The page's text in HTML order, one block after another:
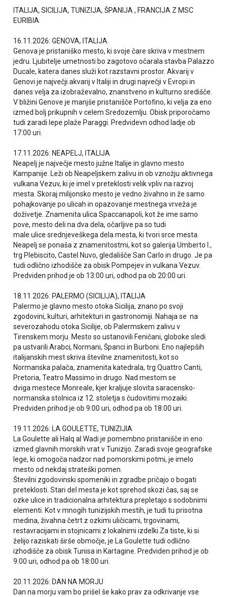
ITALIJA, SICILIJA, TUNIZIJA, ŠPANIJA , FRANCIJA Z MSC
EURIBIA
16.11.2026: GENOVA, ITALIJA
Genova je pristaniško mesto, ki svoje čare skriva v mestnem
jedru. Ljubitelje umetnosti bo zagotovo očarala stavba Palazzo
Ducale, katera danes služi kot razstavni prostor. Akvarij v
Genovi je največji akvarij v Italiji in drugi največji v Evropi in
danes velja za izobraževalno, znanstveno in kulturno središče.
V bližini Genove je manjše pristanišče Portofino, ki velja za eno
izmed bolj prikupnih v celem Sredozemlju. Obisk priporočamo
tudi zaradi lepe plaže Paraggi. Predvidevn odhod ladje ob
17:00 uri.
17.11.2026: NEAPELJ, ITALIJA
Neapelj je največje mesto južne Italije in glavno mesto
Kampanije. Leži ob Neapeljskem zalivu in ob vznožju aktivnega
vulkana Vezuv, ki je imel v preteklosti velik vpliv na razvoj
mesta. Skoraj milijonsko mesto je vedno živahno in že samo
pohajkovanje po ulicah in opazovanje mestnega vrveža je
doživetje. Znamenita ulica Spaccanapoli, kot že ime samo
pove, mesto deli na dva dela, očarljive pa so tudi
male ulice srednjeveškega dela mesta, ki tvori srce mesta.
Neapelj se ponaša z znamenitostmi, kot so galerija Umberto I.,
trg Plebiscito, Castel Nuvo, gledališče San Carlo in drugo. Je pa
tudi odlično izhodišče za obisk Pompejev in vulkana Vezuv.
Predviden prihod je ob 13:00 uri, odhod pa ob 20:00 uri.
18.11.2026: PALERMO (SICILIJA), ITALIJA
Palermo je glavno mesto otoka Sicilija, znano po svoji
zgodovini, kulturi, arhitekturi in gastronomiji. Nahaja se na
severozahodu otoka Sicilije, ob Palermskem zalivu v
Tirenskem morju. Mesto so ustanovili Feničani, globoke sledi
pa ustvarili Arabci, Normani, Španci in Burboni. Eno najlepših
italijanskih mest skriva številne znamenitosti, kot so
Normanska palača, znamenita katedrala, trg Quattro Canti,
Pretoria, Teatro Massimo in drugo. Nad mestom se
dviga mestece Monreale, kjer kraljuje slovita saracensko-
normanska stolnica iz 12. stoletja s čudovitimi mozaiki.
Predviden prihod je ob 9:00 uri, odhod pa ob 18:00 uri.
19.11.2026: LA GOULETTE, TUNIZIJIA
La Goulette ali Halq al Wadi je pomembno pristanišče in eno
izmed glavnih morskih vrat v Tunizijo. Zaradi svoje geografske
lege, ki omogoča nadzor nad pomorskimi potmi, je imelo
mesto od nekdaj strateški pomen.
Številni zgodovinski spomeniki in zgradbe pričajo o bogati
preteklosti. Stari del mesta je kot sprehod skozi čas, saj se
ozke ulice in tradicionalna arhitektura prepletajo s sodobnimi
elementi. Kot v mnogih tunizijskih mestih, je tudi tu prisotna
medina, živahna četrt z ozkimi uličicami, trgovinami,
restavracijami in stojnicami z lokalnimi izdelki.Za tiste, ki si
želijo raziskati širše območje, je La Goulette tudi odlično
izhodišče za obisk Tunisa in Kartagine. Predviden prihod je ob
9:00 uri, odhod pa ob 18:00 uri.
20.11.2026: DAN NA MORJU
Dan na morju vam bo prišel še kako prav za odkrivanje vse